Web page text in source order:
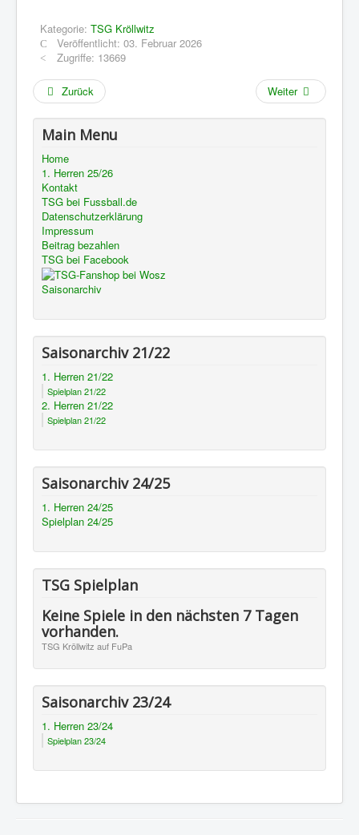
Kategorie: TSG Kröllwitz
Veröffentlicht: 03. Februar 2026
Zugriffe: 13669
Zurück Weiter
Main Menu
Home
1. Herren 25/26
Kontakt
TSG bei Fussball.de
Datenschutzerklärung
Impressum
Beitrag bezahlen
TSG bei Facebook
Saisonarchiv
Saisonarchiv 21/22
1. Herren 21/22
Spielplan 21/22
2. Herren 21/22
Spielplan 21/22
Saisonarchiv 24/25
1. Herren 24/25
Spielplan 24/25
TSG Spielplan
Keine Spiele in den nächsten 7 Tagen
vorhanden.
TSG Kröllwitz auf FuPa
Saisonarchiv 23/24
1. Herren 23/24
Spielplan 23/24